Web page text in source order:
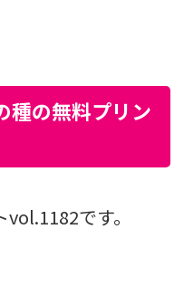
種の無料プリン
です。